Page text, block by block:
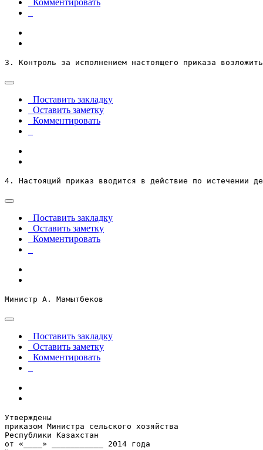
Комментировать
3. Контроль за исполнением настоящего приказа
Поставить закладку
Оставить заметку
Комментировать
4. Настоящий приказ вводится в действие по истечении
Поставить закладку
Оставить заметку
Комментировать
Министр А. Мамытбеков
Поставить закладку
Оставить заметку
Комментировать
Утверждены
приказом Министра сельского хозяйства
Республики Казахстан
от «____» ___________ 2014 года